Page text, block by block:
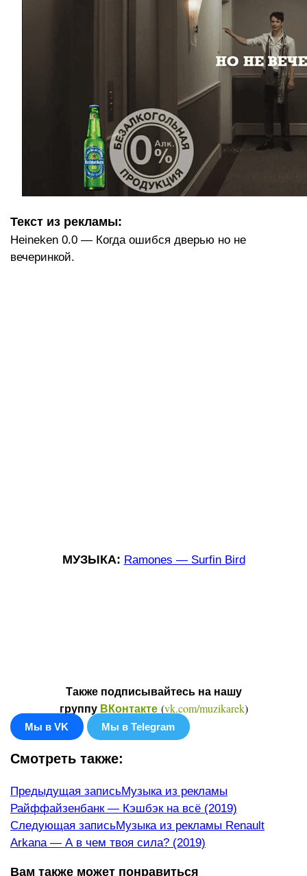
Текст из рекламы:
Heineken 0.0 — Когда ошибся дверью но не
вечеринкой.
МУЗЫКА: Ramones — Surfin Bird
Также подписывайтесь на нашу
группу ВКонтакте(vk.com/muzikarek)
Мы в VK Мы в Telegram
Смотреть также:
Еще
статьи
Предыдущая записьМузыка из рекламы
Райффайзенбанк — Кэшбэк на всё (2019)
Следующая записьМузыка из рекламы Renault
Arkana — А в чем твоя сила? (2019)
Вам также может понравиться